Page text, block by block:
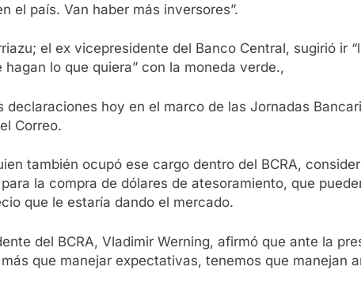
el país. Van haber más inversores”.
el ex vicepresidente del Banco Central, sugirió ir
hagan lo que quiera” con la moneda verde.,
declaraciones hoy en el marco de las Jornadas
Correo.
también ocupó ese cargo dentro del BCRA,
la compra de dólares de atesoramiento, que
que le estaría dando el mercado.
del BCRA, Vladimir Werning, afirmó que ante la
que manejar expectativas, tenemos que manejan